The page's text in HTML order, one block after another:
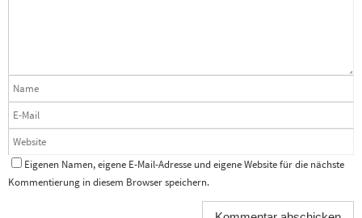
Eigenen Namen, eigene E-Mail-Adresse und eigene Website für die nächste
Kommentierung in diesem Browser speichern.